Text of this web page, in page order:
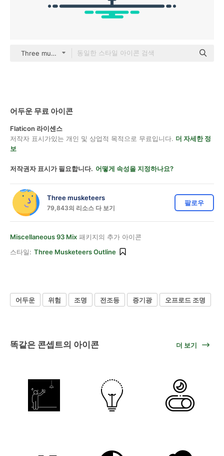
Three musketeers outline
어두운 무료 아이콘
Flaticon 라이센스
저작자 표시가있는 개인 및 상업적 목적으로 무료입니다. 더 자세한 정
보
저작권자 표시가 필요합니다. 어떻게 속성을 지정하나요?
Three musketeers
79,843의 리소스 다 보기
팔로우
Miscellaneous 93 Mix 패키지의 추가 아이콘
스타일: Three Musketeers Outline
어두운 위험 조명 전조등 증기광 오프로드 조명
똑같은 콘셉트의 아이콘 더 보기